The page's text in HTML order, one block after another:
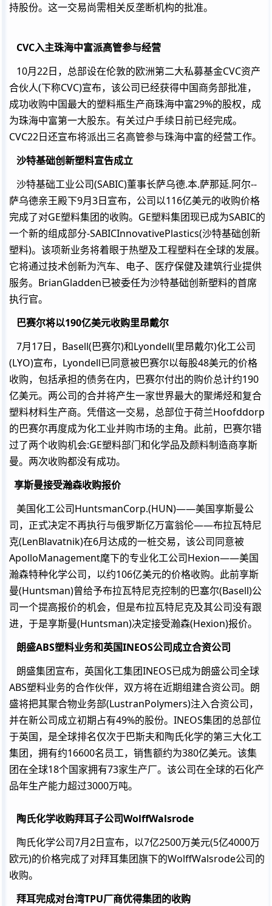
持股份。这一交易尚需相关反垄断机构的批准。
CVC入主珠海中富派高管参与经营
10月22日，总部设在伦敦的欧洲第二大私募基金CVC资产
合伙人(下称CVC)宣布，该公司已经获得中国商务部批准，
成功收购中国最大的塑料瓶生产商珠海中富29%的股权，成
为珠海中富第一大股东。有关过户手续日前已经完成。
CVC22日还宣布将派出三名高管参与珠海中富的经营工作。
沙特基础创新塑料宣告成立
沙特基础工业公司(SABIC)董事长萨乌德.本.萨那延.阿尔--
萨乌德亲王殿下9月3日宣布，公司以116亿美元的收购价格
完成了对GE塑料集团的收购。GE塑料集团现已成为SABIC的
一个新的组成部分-SABICInnovativePlastics(沙特基础创新
塑料)。该项新业务将着眼于热塑及工程塑料在全球的发展。
它将通过技术创新为汽车、电子、医疗保健及建筑行业提供
服务。BrianGladden已被委任为沙特基础创新塑料的首席
执行官。
巴赛尔将以190亿美元收购里昂戴尔
7月17日，Basell(巴赛尔)和Lyondell(里昂戴尔)化工公司
(LYO)宣布，Lyondell已同意被巴赛尔以每股48美元的价格
收购，包括承担的债务在内，巴赛尔付出的购价总计约190
亿美元。两公司的合并将产生一家世界最大的聚烯烃和复合
塑料材料生产商。凭借这一交易，总部位于荷兰Hoofddorp
的巴赛尔再度成为化工业并购市场的主角。此前，巴赛尔错
过了两个收购机会:GE塑料部门和化学品及颜料制造商享斯
曼。两次收购都没有成功。
享斯曼接受瀚森收购报价
美国化工公司HuntsmanCorp.(HUN)――美国享斯曼公
司，正式决定不再执行与俄罗斯亿万富翁伦――布拉瓦特尼
克(LenBlavatnik)在6月达成的一桩交易，该公司同意被
ApolloManagement麾下的专业化工公司Hexion――美国
瀚森特种化学公司，以约106亿美元的价格收购。此前享斯
曼(Huntsman)曾给予布拉瓦特尼克控制的巴塞尔(Basell)公
司一个提高报价的机会，但是布拉瓦特尼克及其公司没有跟
进，于是享斯曼(Huntsman)决定接受瀚森(Hexion)报价。
朗盛ABS塑料业务和英国INEOS公司成立合资公司
朗盛集团宣布，英国化工集团INEOS已成为朗盛公司全球
ABS塑料业务的合作伙伴，双方将在近期组建合资公司。朗
盛将把其聚合物业务部(LustranPolymers)注入合资公司，
并在新公司成立初期占有49%的股份。INEOS集团的总部位
于英国，是全球排名仅次于巴斯夫和陶氏化学的第三大化工
集团，拥有约16600名员工，销售额约为380亿美元。该集
团在全球18个国家拥有73家生产厂。该公司在全球的石化产
品年生产能力超过3000万吨。
陶氏化学收购拜耳子公司WolffWalsrode
陶氏化学公司7月2日宣布，以7亿2500万美元(5亿4000万
欧元)的价格完成了对拜耳集团旗下的WolffWalsrode公司的
收购。
拜耳完成对台湾TPU厂商优得集团的收购